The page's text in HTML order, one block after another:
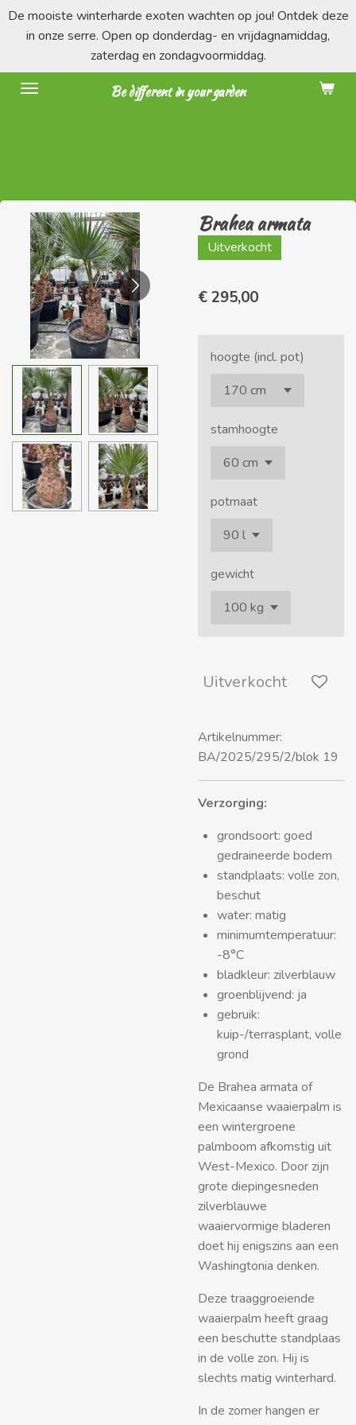
Ga
direct
de
hoofdinhoud
Be different in your garden
De mooiste winterharde exoten wachten op jou! Ontdek deze
in onze serre. Open op donderdag- en vrijdagnamiddag,
zaterdag en zondagvoormiddag.
Brahea armata
Uitverkocht
€ 295,00
hoogte (incl. pot)
stamhoogte
potmaat
gewicht
Uitverkocht
Artikelnummer:
BA/2025/295/2/blok 19
Verzorging:
grondsoort: goed
gedraineerde bodem
standplaats: volle zon,
beschut
water: matig
minimumtemperatuur:
-8°C
bladkleur: zilverblauw
groenblijvend: ja
gebruik:
kuip-/terrasplant, volle
grond
De Brahea armata of
Mexicaanse waaierpalm is
een wintergroene
palmboom afkomstig uit
West-Mexico. Door zijn
grote diepingesneden
zilverblauwe
waaiervormige bladeren
doet hij enigszins aan een
Washingtonia denken.
Deze traaggroeiende
waaierpalm heeft graag
een beschutte standplaas
in de volle zon. Hij is
slechts matig winterhard.
In de zomer hangen er